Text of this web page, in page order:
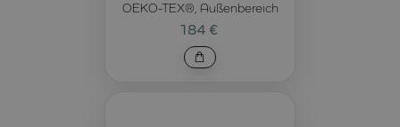
OEKO-TEX®, Außenbereich
184 €